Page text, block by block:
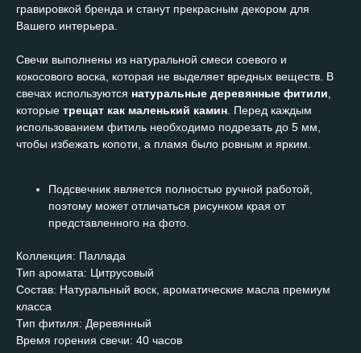
гравировкой бренда и станут прекрасным декором для
Вашего интерьера.
Свечи выполнены из натуральной смеси соевого и
кокосового воска, которая не выделяет вредных веществ. В
свечах используются натуральные деревянные фитили,
которые трещат как маленький камин. Перед каждым
использованием фитиль необходимо подрезать до 5 мм,
чтобы избежать копоти, а пламя было ровным и ярким.
Подсвечник является полностью ручной работой,
поэтому может отличаться рисунком края от
представленного на фото.
Коллекция: Паллада
Тип аромата: Цитрусовый
Состав: Натуральный воск, ароматические масла премиум
класса
Тип фитиля: Деревянный
Время горения свечи: 40 часов